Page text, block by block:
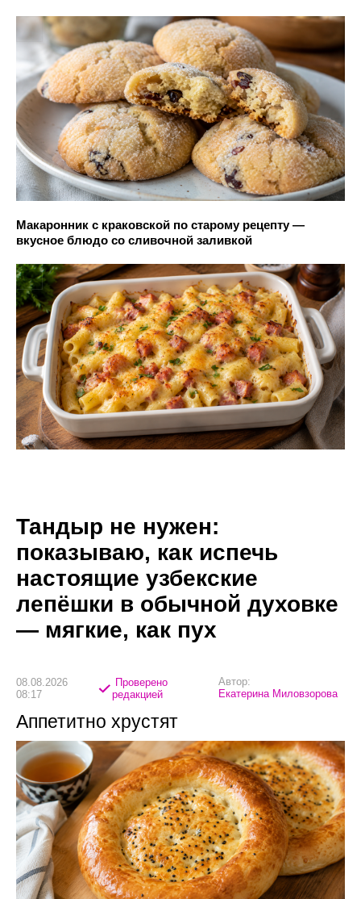
Макаронник с краковской по старому рецепту —
вкусное блюдо со сливочной заливкой
Тандыр не нужен:
показываю, как испечь
настоящие узбекские
лепёшки в обычной духовке
— мягкие, как пух
08.08.2026
08:17
Проверено
редакцией
Автор:
Екатерина Миловзорова
Аппетитно хрустят